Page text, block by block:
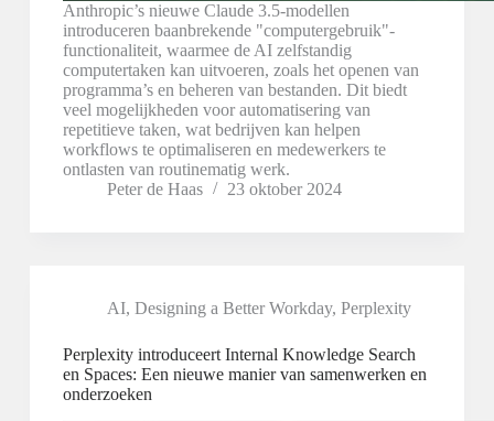
Anthropic’s nieuwe Claude 3.5-modellen
introduceren baanbrekende "computergebruik"-
functionaliteit, waarmee de AI zelfstandig
computertaken kan uitvoeren, zoals het openen van
programma’s en beheren van bestanden. Dit biedt
veel mogelijkheden voor automatisering van
repetitieve taken, wat bedrijven kan helpen
workflows te optimaliseren en medewerkers te
ontlasten van routinematig werk.
Peter de Haas
23 oktober 2024
AI, Designing a Better Workday, Perplexity
Perplexity introduceert Internal Knowledge Search
en Spaces: Een nieuwe manier van samenwerken en
onderzoeken